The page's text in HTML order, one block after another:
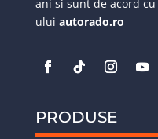
ani si sunt de acord cu
ului autorado.ro
PRODUSE